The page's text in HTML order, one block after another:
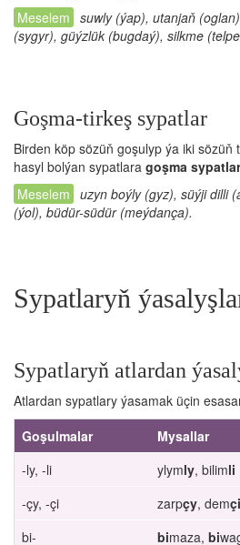
suwly (ýap), utanjaň
(sygyr), güýzlük (bugdaý), silkme
Goşma-tirkeş sypatlar
Birden köp sözüň goşulyp ýa iki sözüň
hasyl bolýan sypatlara goşma sypatlar
uzyn boýly (gyz), süýji dilli
(ýol), büdür-südür (meýdança).
Sypatlaryň
Sypatlaryň atlardan
Atlardan sypatlary ýasamak üçin
Goşulmalar
Mysallar
-ly, -li
ylymly, bilimli
-çy, -çi
zarpçy, demçi
bi-
bimaza, bi